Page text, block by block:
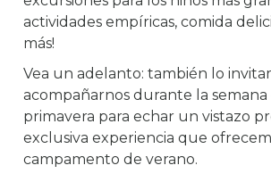
actividades empíricas, comida
más!
Vea un adelanto: también lo
acompañarnos durante la
primavera para echar un vistazo
exclusiva experiencia que
campamento de verano.